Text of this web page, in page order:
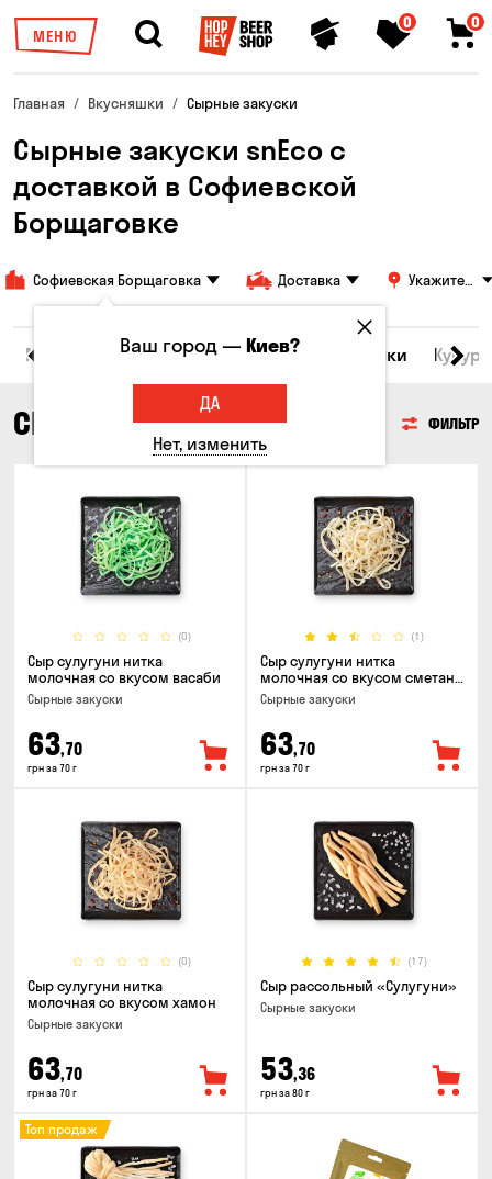
МЕНЮ
0 0
Главная Вкусняшки Сырные закуски
Сырные закуски snEco с
доставкой в ​​Софиевской
Борщаговке
Софиевская Борщаговка Доставка
Укажите
Морепродукты Сырные закуски Орешки
СЫРНЫЕ ЗАКУСКИ ФИЛЬТР
(0)
Сыр сулугуни нитка
молочная со вкусом васаби
Cырные закуски
63,70
грн за 70 г
(1)
Сыр сулугуни нитка
молочная со вкусом сметаны
и зелени
Cырные закуски
63,70
грн за 70 г
(0)
Сыр сулугуни нитка
молочная со вкусом хамон
Cырные закуски
63,70
грн за 70 г
(17)
Сыр рассольный «Сулугуни»
Cырные закуски
53,36
грн за 80 г
Топ продаж
Ваш город —Киев?
ДА
Нет, изменить